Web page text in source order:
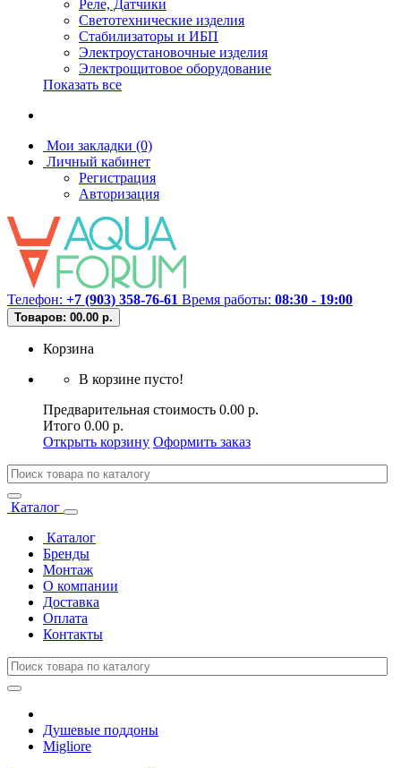
Реле, Датчики
Светотехнические изделия
Стабилизаторы и ИБП
Электроустановочные изделия
Электрощитовое оборудование
Показать все
Мои закладки (0)
Личный кабинет
Регистрация
Авторизация
Телефон: +7 (903) 358-76-61 Время работы: 08:30 - 19:00
Товаров: 00.00 р.
Корзина
В корзине пусто!
Предварительная стоимость 0.00 р.
Итого 0.00 р.
Открыть корзину Оформить заказ
Каталог
Каталог
Бренды
Монтаж
О компании
Доставка
Оплата
Контакты
Душевые поддоны
Migliore